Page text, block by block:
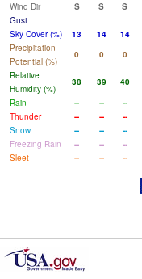
Wind Dir
S S S
Gust
Sky Cover (%)
13 14 14
Precipitation
Potential (%)
0 0 0
Relative
Humidity (%)
38 39 40
Rain
-- -- --
Thunder
-- -- --
Snow
-- -- --
Freezing Rain
-- -- --
Sleet
-- -- --